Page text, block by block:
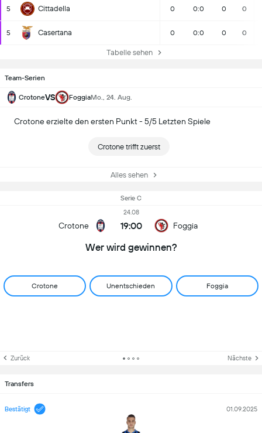
5 Cittadella 0 0:0 0 0
5 Casertana 0 0:0 0 0
Tabelle sehen
Team-Serien
CrotoneVS FoggiaMo., 24. Aug.
Crotone erzielte den ersten Punkt - 5/5 Letzten Spiele
Crotone trifft zuerst
Alles sehen
Serie C
Crotone
24.08
19:00 Foggia
Wer wird gewinnen?
Crotone Unentschieden Foggia
Zurück Nächste
Transfers
Bestätigt 01.09.2025